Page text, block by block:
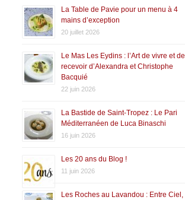
La Table de Pavie pour un menu à 4
mains d’exception
20 juillet 2026
Le Mas Les Eydins : l’Art de vivre et de
recevoir d’Alexandra et Christophe
Bacquié
22 juin 2026
La Bastide de Saint-Tropez : Le Pari
Méditerranéen de Luca Binaschi
16 juin 2026
Les 20 ans du Blog !
11 juin 2026
Les Roches au Lavandou : Entre Ciel,